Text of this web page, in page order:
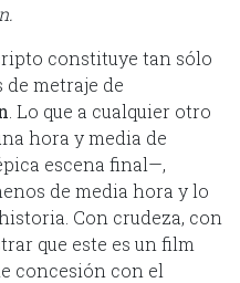
constituye tan sólo
metraje de
. Lo que a cualquier otro
hora y media de
escena final—,
de media hora y lo
Con crudeza, con
que este es un film
concesión con el